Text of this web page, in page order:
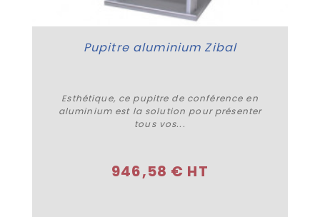
Pupitre aluminium Zibal
Esthétique, ce pupitre de conférence en
aluminium est la solution pour présenter
tous vos...
946,58 € HT